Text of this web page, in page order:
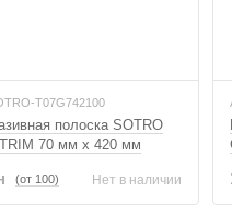
T07G742100
полоска SOTRO
70 мм x 420 мм
(от 100) Нет в наличии